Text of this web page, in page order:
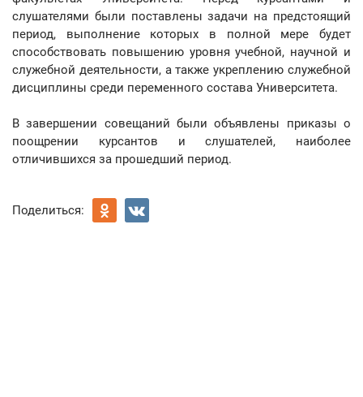
слушателями были поставлены задачи на предстоящий
период, выполнение которых в полной мере будет
способствовать повышению уровня учебной, научной и
служебной деятельности, а также укреплению служебной
дисциплины среди переменного состава Университета.
В завершении совещаний были объявлены приказы о
поощрении курсантов и слушателей, наиболее
отличившихся за прошедший период.
Поделиться: